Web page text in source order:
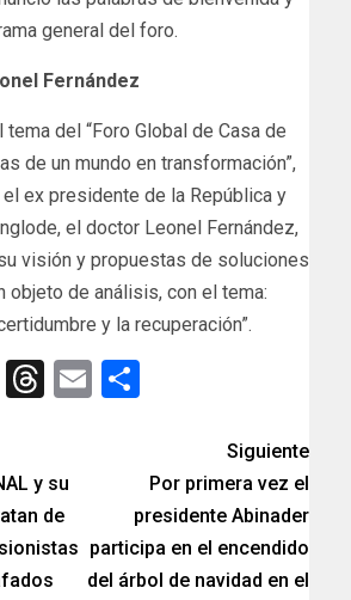
general del foro.
Fernández
tema del “Foro Global de Casa de
de un mundo en transformación”,
ex presidente de la República y
el doctor Leonel Fernández,
visión y propuestas de soluciones
objeto de análisis, con el tema:
y la recuperación”.
WhatsApp
Threads
Email
y su
de
Siguiente
Por primera vez el
presidente Abinader
participa en el encendido
del árbol de navidad en el